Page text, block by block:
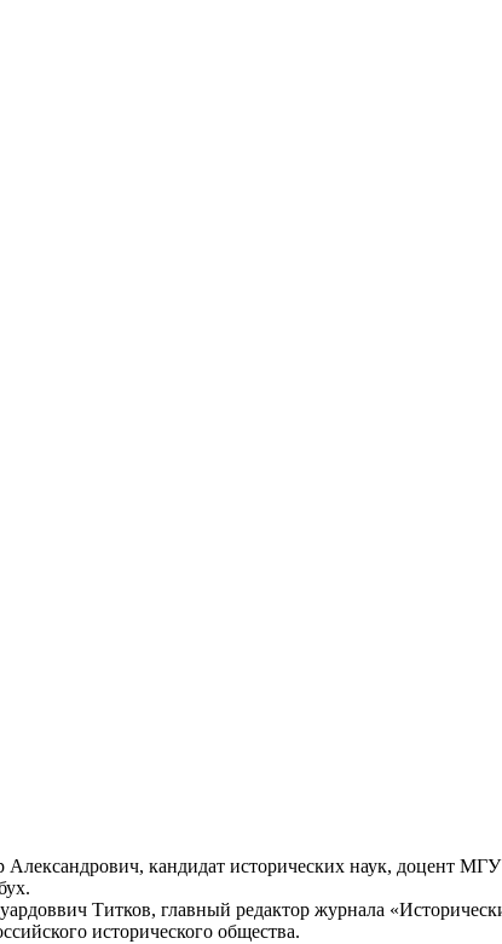
кандидат исторических наук, доцент
Титков, главный редактор журнала
исторического общества.